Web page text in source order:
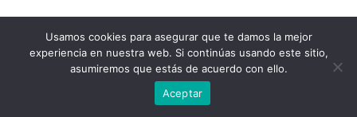
Usamos cookies para asegurar que te damos la mejor
experiencia en nuestra web. Si continúas usando este sitio,
asumiremos que estás de acuerdo con ello.
Aceptar